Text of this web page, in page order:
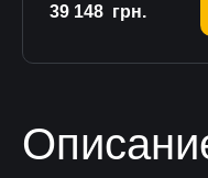
39 148 грн.